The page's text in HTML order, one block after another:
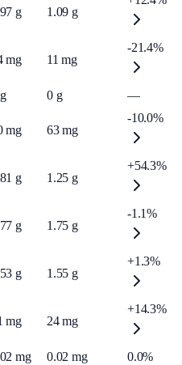
g 1.09 g
mg 11 mg
-21.4%
g 0 g —
mg 63 mg
-10.0%
g 1.25 g
+54.3%
g 1.75 g
-1.1%
g 1.55 g
+1.3%
mg 24 mg
+14.3%
mg 0.02 mg 0.0%